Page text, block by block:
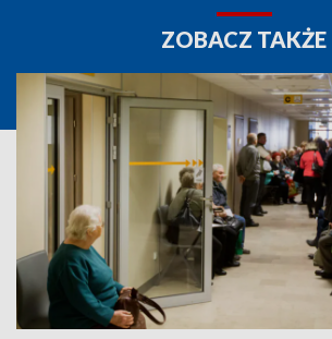
ZOBACZ TAKŻE